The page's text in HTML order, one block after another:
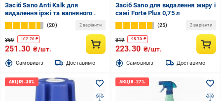
Засіб Sano Anti Kalk для
видалення іржі та вапняного
нальоту 1 л
20 2 варіанти
359 -107.70 ₴
251.30 ₴/шт.
Cамовивіз Доставимо
Засіб Sano для видалення жиру і
сажі Forte Рlus 0,75 л
25 2 варіанти
319 -95.70 ₴
223.30 ₴/шт.
Cамовивіз Доставимо